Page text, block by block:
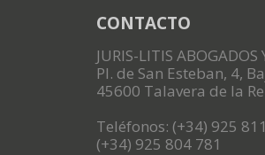
CONTACTO
JURIS-LITIS ABOGADOS
Pl. de San Esteban, 4,
45600 Talavera de la
Teléfonos: (+34) 925
(+34) 925 804 781